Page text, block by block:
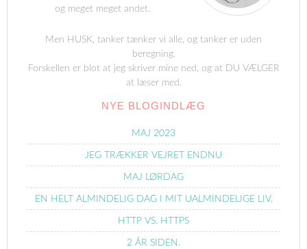
og meget meget andet.
Men HUSK, tanker tænker vi alle, og tanker er uden
beregning.
Forskellen er blot at jeg skriver mine ned, og at DU VÆLGER
at læser med.
NYE BLOGINDLÆG
MAJ 2023
JEG TRÆKKER VEJRET ENDNU
MAJ LØRDAG
EN HELT ALMINDELIG DAG I MIT UALMINDELIGE LIV.
HTTP VS. HTTPS
2 ÅR SIDEN.